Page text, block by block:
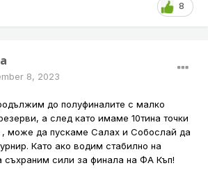
8
8, 2023
до полуфиналите с малко
а след като имаме 10тина точки
, може да пускаме Салах и Собослай да
Като ако водим стабилно на
съхраним сили за финала на ФА Къп!